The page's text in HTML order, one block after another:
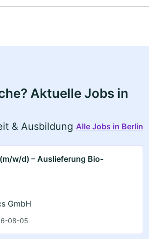
Aktuelle Jobs in
& Ausbildung Alle Jobs in Berlin
w/d) – Auslieferung Bio-
GmbH
08-05